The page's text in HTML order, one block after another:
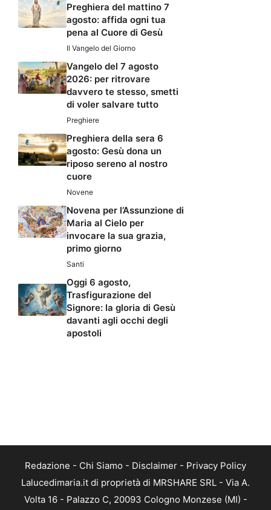
Preghiera del mattino 7
agosto: affida ogni tua
pena al Cuore di Gesù
Il Vangelo del Giorno
Vangelo del 7 agosto
2026: per ritrovare
davvero te stesso, smetti
di voler salvare tutto
Preghiere
Preghiera della sera 6
agosto: Gesù dona un
riposo sereno al nostro
cuore
Novene
Novena per l’Assunzione di
Maria al Cielo per
invocare la sua grazia,
primo giorno
Santi
Oggi 6 agosto,
Trasfigurazione del
Signore: la gloria di Gesù
davanti agli occhi degli
apostoli
Redazione - Chi Siamo - Disclaimer - Privacy Policy
Lalucedimaria.it di proprietà di MRSHARE SRL - Via A.
Volta 16 - Palazzo C, 20093 Cologno Monzese (MI) -